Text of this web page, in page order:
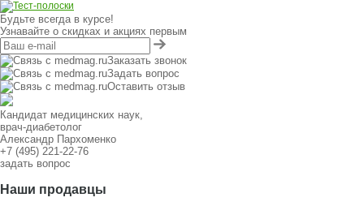
Будьте всегда в курсе!
Узнавайте о скидках и акциях первым
Заказать звонок
Задать вопрос
Оставить отзыв
Кандидат медицинских наук,
врач-диабетолог
Александр Пархоменко
+7 (495) 221-22-76
задать вопрос
Наши продавцы